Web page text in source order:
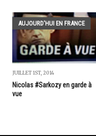
AUJOURD'HUI EN FRANCE
JUILLET 1ST, 2014
Nicolas #Sarkozy en garde à
vue